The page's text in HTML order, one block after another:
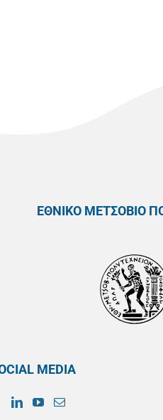
ΕΘΝΙΚΟ ΜΕΤΣΟΒΙΟ
MEDIA